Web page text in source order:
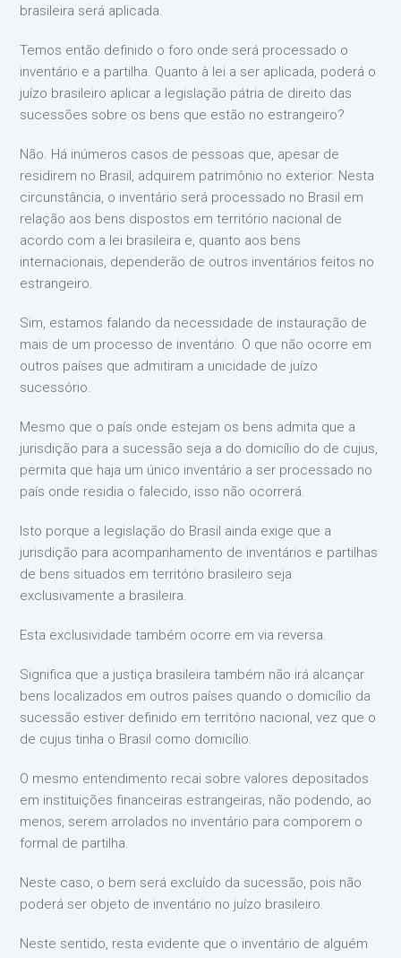
brasileira será aplicada.
Temos então definido o foro onde será processado o
inventário e a partilha. Quanto à lei a ser aplicada, poderá o
juízo brasileiro aplicar a legislação pátria de direito das
sucessões sobre os bens que estão no estrangeiro?
Não. Há inúmeros casos de pessoas que, apesar de
residirem no Brasil, adquirem patrimônio no exterior. Nesta
circunstância, o inventário será processado no Brasil em
relação aos bens dispostos em território nacional de
acordo com a lei brasileira e, quanto aos bens
internacionais, dependerão de outros inventários feitos no
estrangeiro.
Sim, estamos falando da necessidade de instauração de
mais de um processo de inventário. O que não ocorre em
outros países que admitiram a unicidade de juízo
sucessório.
Mesmo que o país onde estejam os bens admita que a
jurisdição para a sucessão seja a do domicílio do de cujus,
permita que haja um único inventário a ser processado no
país onde residia o falecido, isso não ocorrerá.
Isto porque a legislação do Brasil ainda exige que a
jurisdição para acompanhamento de inventários e partilhas
de bens situados em território brasileiro seja
exclusivamente a brasileira.
Esta exclusividade também ocorre em via reversa.
Significa que a justiça brasileira também não irá alcançar
bens localizados em outros países quando o domicílio da
sucessão estiver definido em território nacional, vez que o
de cujus tinha o Brasil como domicílio.
O mesmo entendimento recai sobre valores depositados
em instituições financeiras estrangeiras, não podendo, ao
menos, serem arrolados no inventário para comporem o
formal de partilha.
Neste caso, o bem será excluído da sucessão, pois não
poderá ser objeto de inventário no juízo brasileiro.
Neste sentido, resta evidente que o inventário de alguém